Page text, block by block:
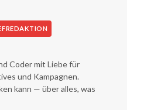
Coder mit Liebe für
und Kampagnen.
kann — über alles, was